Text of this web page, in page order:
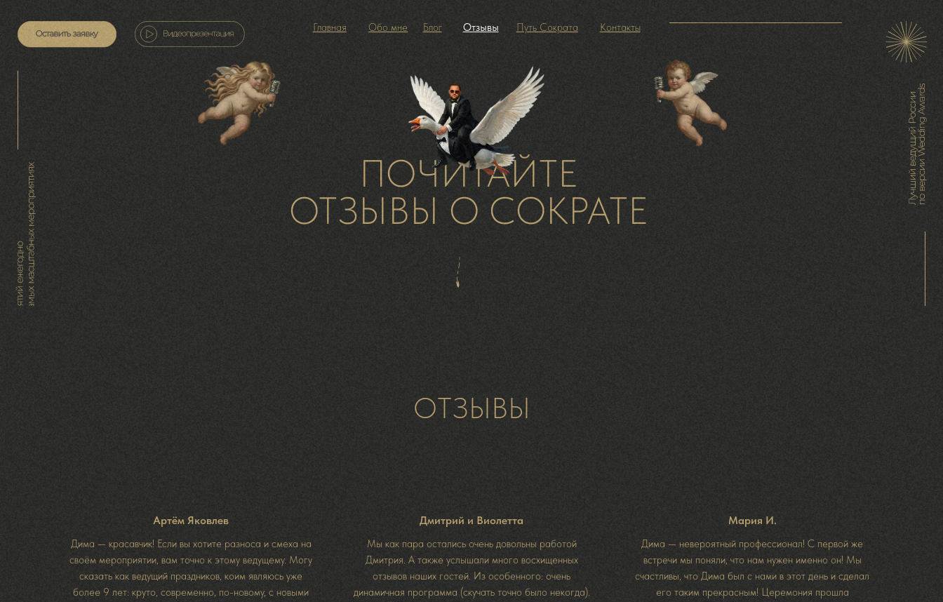
ПОЧИТАЙТЕ
ОТЗЫВЫ О СОКРАТЕ
Контакты
Путь Сократа
Отзывы
Блог
Обо мне
ОТЗЫВЫ
Артём Яковлев
Дима — красавчик! Если вы хотите разноса и смеха на
своём мероприятии, вам точно к этому ведущему. Могу
сказать как ведущий праздников, коим являюсь уже
более 9 лет: круто, современно, по-новому, с новыми
Дмитрий и Виолетта
Мы как пара остались очень довольны работой
Дмитрия. А также услышали много восхищенных
отзывов наших гостей. Из особенного: очень
динамичная программа (скучать точно было некогда).
Мария И.
Дима — невероятный профессионал! С первой же
встречи мы поняли, что нам нужен именно он! Мы
счастливы, что Дима был с нами в этот день и сделал
его таким прекрасным! Церемония прошла